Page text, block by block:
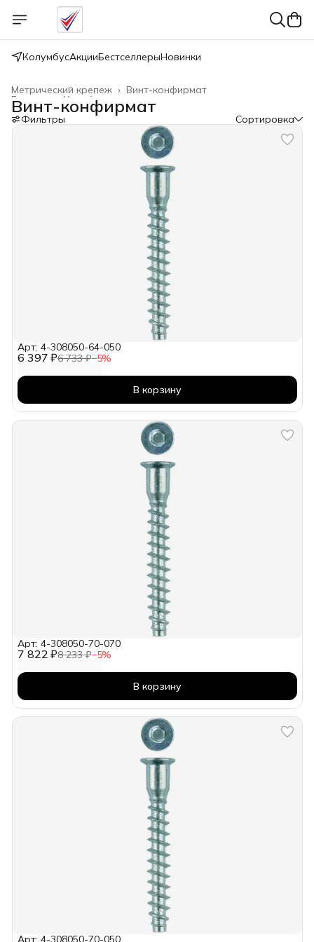
КолумбусАкцииБестселлерыНовинки
Винт-конфирмат
Метрический крепеж ›
Крепёжные изделия
Главная
Винт-конфирмат
Фильтры Сортировка
6 397 ₽6 733 ₽−5%
Арт: 4-308050-64-050
В корзину
7 822 ₽8 233 ₽−5%
Арт: 4-308050-70-070
В корзину
Арт: 4-308050-70-050